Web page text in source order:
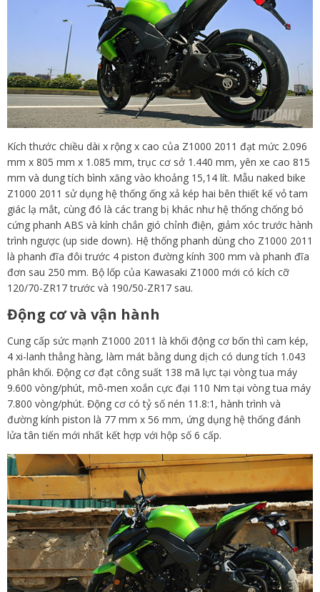
Kích thước chiều dài x rộng x cao của Z1000 2011 đạt mức 2.096
mm x 805 mm x 1.085 mm, trục cơ sở 1.440 mm, yên xe cao 815
mm và dung tích bình xăng vào khoảng 15,14 lít. Mẫu naked bike
Z1000 2011 sử dụng hệ thống ống xả kép hai bên thiết kế vỏ tam
giác lạ mắt, cùng đó là các trang bị khác như hệ thống chống bó
cứng phanh ABS và kính chắn gió chỉnh điện, giảm xóc trước hành
trình ngược (up side down). Hệ thống phanh dùng cho Z1000 2011
là phanh đĩa đôi trước 4 piston đường kính 300 mm và phanh đĩa
đơn sau 250 mm. Bộ lốp của Kawasaki Z1000 mới có kích cỡ
120/70-ZR17 trước và 190/50-ZR17 sau.
Động cơ và vận hành
Cung cấp sức mạnh Z1000 2011 là khối động cơ bốn thì cam kép,
4 xi-lanh thẳng hàng, làm mát bằng dung dịch có dung tích 1.043
phân khối. Động cơ đạt công suất 138 mã lực tại vòng tua máy
9.600 vòng/phút, mô-men xoắn cực đại 110 Nm tại vòng tua máy
7.800 vòng/phút. Động cơ có tỷ số nén 11.8:1, hành trình và
đường kính piston là 77 mm x 56 mm, ứng dụng hệ thống đánh
lửa tân tiến mới nhất kết hợp với hộp số 6 cấp.